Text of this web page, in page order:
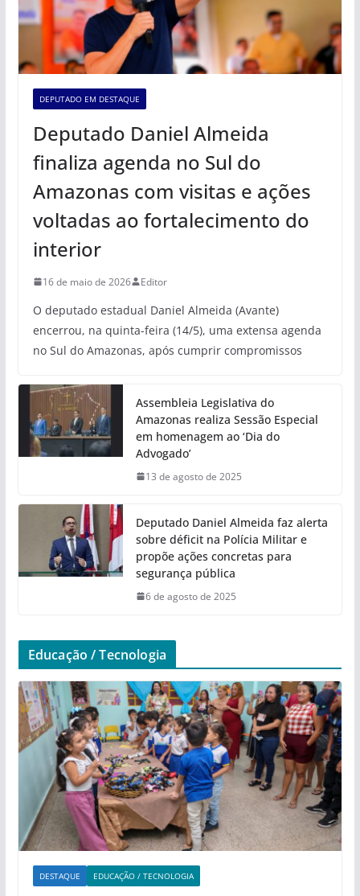
DEPUTADO EM DESTAQUE
Deputado Daniel Almeida
finaliza agenda no Sul do
Amazonas com visitas e ações
voltadas ao fortalecimento do
interior
16 de maio de 2026 Editor
O deputado estadual Daniel Almeida (Avante)
encerrou, na quinta-feira (14/5), uma extensa agenda
no Sul do Amazonas, após cumprir compromissos
Assembleia Legislativa do
Amazonas realiza Sessão Especial
em homenagem ao ‘Dia do
Advogado’
13 de agosto de 2025
Deputado Daniel Almeida faz alerta
sobre déficit na Polícia Militar e
propõe ações concretas para
segurança pública
6 de agosto de 2025
Educação / Tecnologia
DESTAQUE EDUCAÇÃO / TECNOLOGIA